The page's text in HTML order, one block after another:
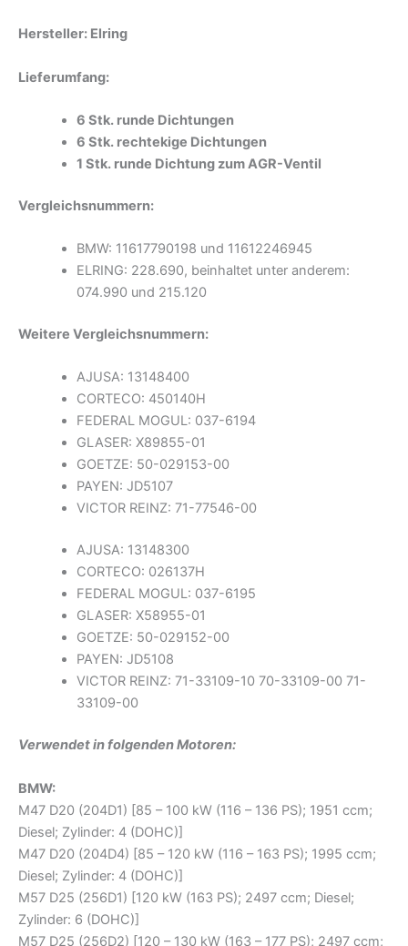
Hersteller: Elring
Lieferumfang:
6 Stk. runde Dichtungen
6 Stk. rechtekige Dichtungen
1 Stk. runde Dichtung zum AGR-Ventil
Vergleichsnummern:
BMW: 11617790198 und 11612246945
ELRING: 228.690, beinhaltet unter anderem:
074.990 und 215.120
Weitere Vergleichsnummern:
AJUSA: 13148400
CORTECO: 450140H
FEDERAL MOGUL: 037-6194
GLASER: X89855-01
GOETZE: 50-029153-00
PAYEN: JD5107
VICTOR REINZ: 71-77546-00
AJUSA: 13148300
CORTECO: 026137H
FEDERAL MOGUL: 037-6195
GLASER: X58955-01
GOETZE: 50-029152-00
PAYEN: JD5108
VICTOR REINZ: 71-33109-10 70-33109-00 71-
33109-00
Verwendet in folgenden Motoren:
BMW:
M47 D20 (204D1) [85 – 100 kW (116 – 136 PS); 1951 ccm;
Diesel; Zylinder: 4 (DOHC)]
M47 D20 (204D4) [85 – 120 kW (116 – 163 PS); 1995 ccm;
Diesel; Zylinder: 4 (DOHC)]
M57 D25 (256D1) [120 kW (163 PS); 2497 ccm; Diesel;
Zylinder: 6 (DOHC)]
M57 D25 (256D2) [120 – 130 kW (163 – 177 PS); 2497 ccm;